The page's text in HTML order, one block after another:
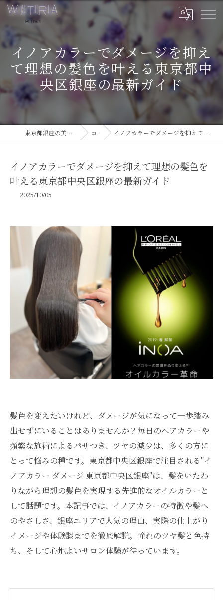
イノアカラーでダメージを抑え
て理想の髪色を叶える東京都中
央区銀座の最新ガイド
東京都銀座の美容室ならWISTERIA PLUS 1 コラム イノアカラーでダメージを抑えて理想の髪色を叶える東京都中央区銀座の最新ガイド
イノアカラーでダメージを抑えて理想の髪色を
叶える東京都中央区銀座の最新ガイド
2025/10/05
髪色を変えたいけれど、ダメージが気になって一歩踏み
出せずにいることはありませんか？毎日のヘアカラーや
頻繁な施術によるパサつき、ツヤの減少は、多くの方に
とって悩みの種です。東京都中央区銀座で注目される"イ
ノアカラー ダメージ 東京都中央区銀座"は、髪をいたわ
りながら理想の髪色を実現する先進的なオイルカラーと
して話題です。本記事では、イノアカラーの特徴や髪へ
のやさしさ、銀座エリアで人気の理由、実際の仕上がり
イメージや体験談までを徹底解説。憧れのツヤ髪と色持
ち、そして心地よいサロン体験が待っています。